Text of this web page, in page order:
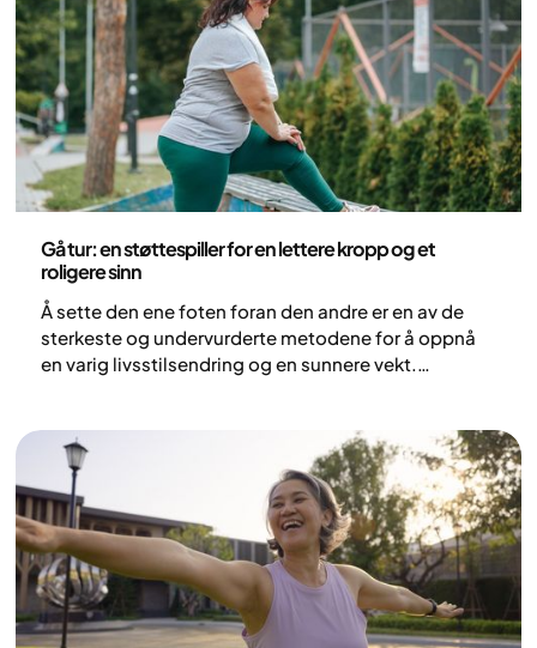
krever imidlertid mer enn bare en tablett. Denne
guiden gir deg en faktabasert oversikt over hvordan
moderne slanketabletter fungerer, hvilke alternativer
som finnes, og hvorfor medisinsk støtte er en sentral
del av behandlingen.
Gå tur: en støttespiller for en lettere kropp og et
roligere sinn
Å sette den ene foten foran den andre er en av de
sterkeste og undervurderte metodene for å oppnå
en varig livsstilsendring og en sunnere vekt.
helsen og det mentale overskuddet. Å gå tur krever
ingen avansert utstyr, men gir kroppen muligheten til
å forbrenne energi skånsomt, samtidig som hjernen
får en nødvendig pause fra hverdagens krav.